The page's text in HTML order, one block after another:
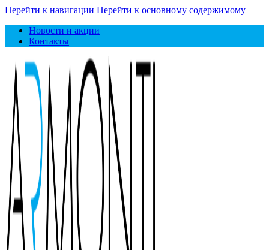
Перейти к навигации Перейти к основному содержимому
Новости и акции
Контакты